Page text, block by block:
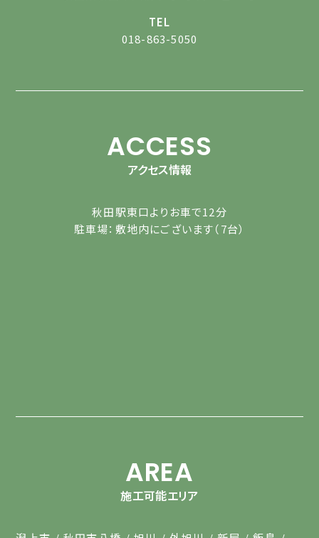
TEL
018-863-5050
ACCESS
アクセス情報
秋田駅東口よりお車で12分
駐車場：敷地内にございます（7台）
AREA
施工可能エリア